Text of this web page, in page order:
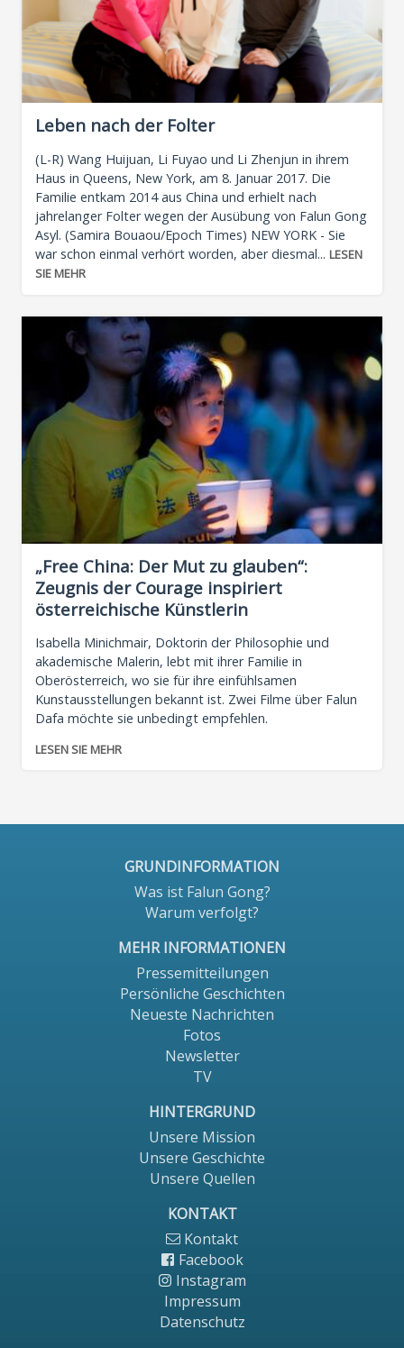
Leben nach der Folter
(L-R) Wang Huijuan, Li Fuyao und Li Zhenjun in ihrem
Haus in Queens, New York, am 8. Januar 2017. Die
Familie entkam 2014 aus China und erhielt nach
jahrelanger Folter wegen der Ausübung von Falun Gong
Asyl. (Samira Bouaou/Epoch Times) NEW YORK - Sie
war schon einmal verhört worden, aber diesmal... LESEN
SIE MEHR
„Free China: Der Mut zu glauben“:
Zeugnis der Courage inspiriert
österreichische Künstlerin
Isabella Minichmair, Doktorin der Philosophie und
akademische Malerin, lebt mit ihrer Familie in
Oberösterreich, wo sie für ihre einfühlsamen
Kunstausstellungen bekannt ist. Zwei Filme über Falun
Dafa möchte sie unbedingt empfehlen.
LESEN SIE MEHR
GRUNDINFORMATION
Was ist Falun Gong?
Warum verfolgt?
MEHR INFORMATIONEN
Pressemitteilungen
Persönliche Geschichten
Neueste Nachrichten
Fotos
Newsletter
TV
HINTERGRUND
Unsere Mission
Unsere Geschichte
Unsere Quellen
KONTAKT
Kontakt
Facebook
Instagram
Impressum
Datenschutz